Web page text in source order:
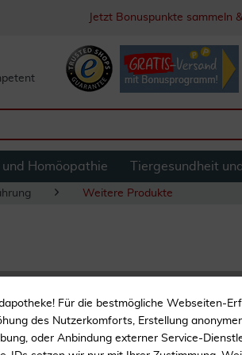
Jetzt Bonuspunkte sammeln
Homöopathie Tiergesundheit
Weitere Produkte
Gewürz
Für die bestmögliche Webseiten-
des Nutzerkomforts, Erstellung
oder Anbindung externer Service-